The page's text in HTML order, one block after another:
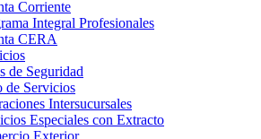
Corriente
Integral Profesionales
CERA
de Seguridad
de Servicios
Intersucursales
Especiales con Extracto
Exterior